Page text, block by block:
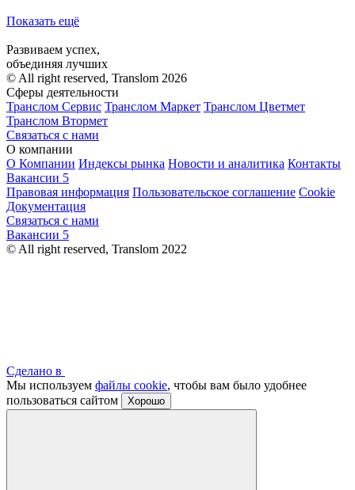
Показать ещё
Развиваем успех,
объединяя лучших
© All right reserved, Translom 2026
Сферы деятельности
Транслом Сервис Транслом Маркет Транслом Цветмет
Транслом Втормет
Связаться с нами
О компании
О Компании Индексы рынка Новости и аналитика Контакты
Вакансии 5
Правовая информация Пользовательское соглашение Cookie
Документация
Связаться с нами
Вакансии 5
© All right reserved, Translom 2022
Сделано в
Мы используем файлы cookie, чтобы вам было удобнее
пользоваться сайтом
Хорошо